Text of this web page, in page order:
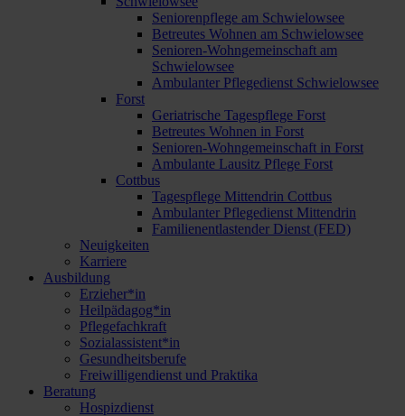
Seniorenpflege am Schwielowsee
Betreutes Wohnen am Schwielowsee
Senioren-Wohngemeinschaft am
Schwielowsee
Ambulanter Pflegedienst Schwielowsee
Forst
Geriatrische Tagespflege Forst
Betreutes Wohnen in Forst
Senioren-Wohngemeinschaft in Forst
Ambulante Lausitz Pflege Forst
Cottbus
Tagespflege Mittendrin Cottbus
Ambulanter Pflegedienst Mittendrin
Familienentlastender Dienst (FED)
Neuigkeiten
Karriere
Ausbildung
Erzieher*in
Heilpädagog*in
Pflegefachkraft
Sozialassistent*in
Gesundheitsberufe
Freiwilligendienst und Praktika
Beratung
Hospizdienst